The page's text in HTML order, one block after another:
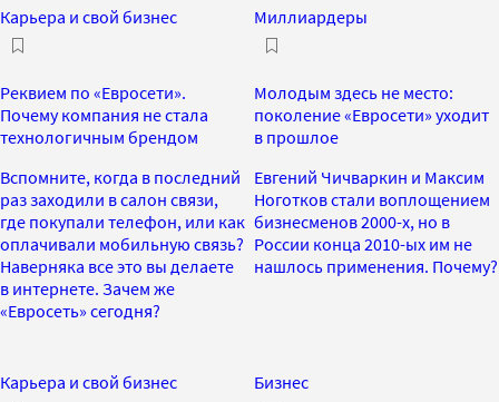
Карьера и свой бизнес
Реквием по «Евросети».
Почему компания не стала
технологичным брендом
Вспомните, когда в последний
раз заходили в салон связи,
где покупали телефон, или как
оплачивали мобильную связь?
Наверняка все это вы делаете
в интернете. Зачем же
«Евросеть» сегодня?
Миллиардеры
Молодым здесь не место:
поколение «Евросети» уходит
в прошлое
Евгений Чичваркин и Максим
Ноготков стали воплощением
бизнесменов 2000-х, но в
России конца 2010-ых им не
нашлось применения. Почему?
Карьера и свой бизнес Бизнес